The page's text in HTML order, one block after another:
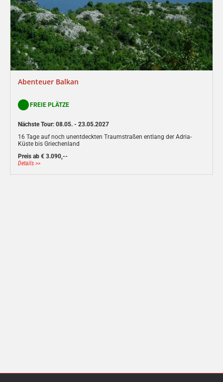
Abenteuer Balkan
FREIE PLÄTZE
Nächste Tour: 08.05. - 23.05.2027
16 Tage auf noch unentdeckten Traumstraßen entlang der Adria-
Küste bis Griechenland
Preis ab € 3.090,--
Details >>